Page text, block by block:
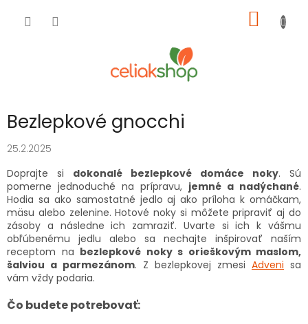
KOŠÍK
Bezlepkové gnocchi
25.2.2025
Doprajte si dokonalé bezlepkové domáce noky. Sú
pomerne jednoduché na prípravu, jemné a nadýchané.
Hodia sa ako samostatné jedlo aj ako príloha k omáčkam,
mäsu alebo zelenine. Hotové noky si môžete pripraviť aj do
zásoby a následne ich zamraziť. Uvarte si ich k vášmu
obľúbenému jedlu alebo sa nechajte inšpirovať naším
receptom na bezlepkové noky s orieškovým maslom,
šalviou a parmezánom. Z bezlepkovej zmesi Adveni sa
vám vždy podaria.
Čo budete potrebovať: